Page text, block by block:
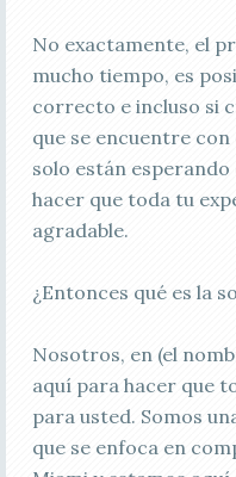
No exactamente, el
mucho tiempo, es
correcto e incluso si
que se encuentre
solo están
hacer que toda tu
agradable.
¿Entonces qué es la
Nosotros, en (el
aquí para hacer que
para usted. Somos
que se enfoca en